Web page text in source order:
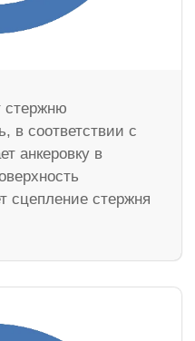
стержню
в соответствии с
анкеровку в
сцепление стержня